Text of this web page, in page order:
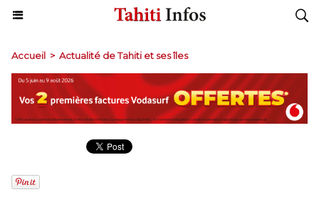
Accueil > Actualité de Tahiti et ses îles